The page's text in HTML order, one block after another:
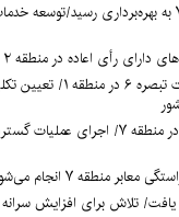
سرای محله منطقه ۷ به بهره‌برداری رسید/
رأی اعاده در منطقه ۲ شتاب گرفت
ادامه برگزاری جلسات
تداوم بهسازی معابر در منطقه ۷/
منطقه ۷ انجام می‌شود
تلاش برای افزایش